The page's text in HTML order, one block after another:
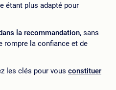
étant plus adapté pour
la recommandation, sans
rompre la confiance et de
les clés pour vous constituer